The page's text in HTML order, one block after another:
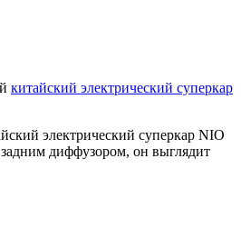
китайский электрический суперкар
электрический суперкар NIO
диффузором, он выглядит